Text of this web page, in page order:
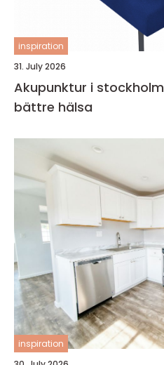
inspiration
31. July 2026
Akupunktur i stockholm en naturlig väg till
bättre hälsa
inspiration